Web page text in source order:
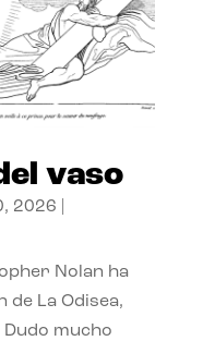
vaso
2026
Nolan ha
de La Odisea,
mucho